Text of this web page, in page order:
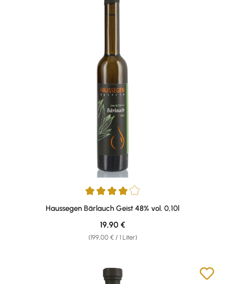
Durchschnittliche Bewertung von 4 von 5 Sternen
Haussegen Bärlauch Geist 48% vol. 0,10l
(199,00 € / 1 Liter)
Regulärer Preis:
19,90 €